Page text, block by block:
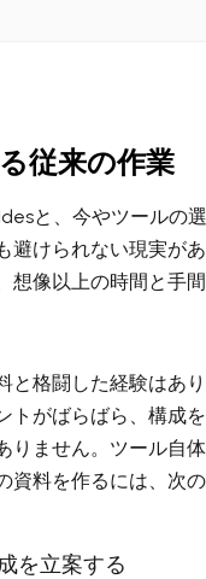
従来の作業
と、今やツールの
避けられない現実
想像以上の時間と手
と格闘した経験はあ
トがばらばら、構成
ません。ツール自
資料を作るには、次
を立案する